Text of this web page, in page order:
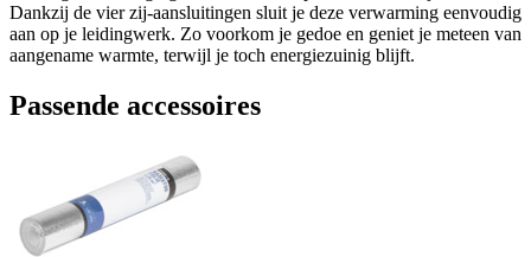
Dankzij de vier zij-aansluitingen sluit je deze verwarming eenvoudig
aan op je leidingwerk. Zo voorkom je gedoe en geniet je meteen van
aangename warmte, terwijl je toch energiezuinig blijft.
Passende accessoires